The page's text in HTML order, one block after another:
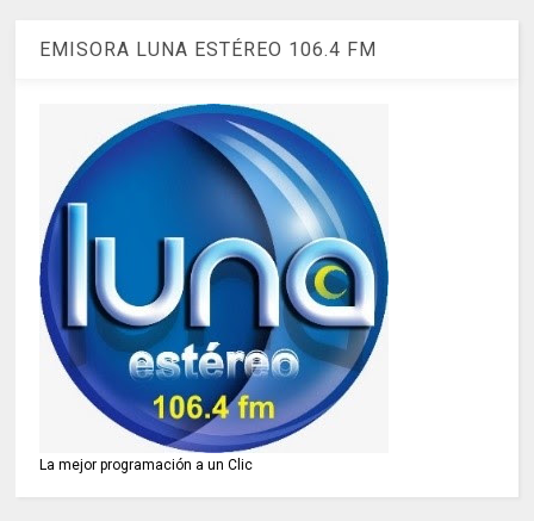
EMISORA LUNA ESTÉREO 106.4 FM
La mejor programación a un Clic